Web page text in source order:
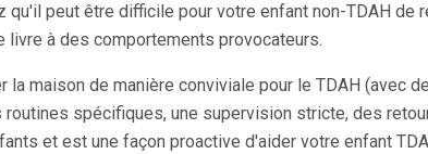
qu'il peut être difficile pour votre enfant non-TDAH de
livre à des comportements provocateurs.
la maison de manière conviviale pour le TDAH (avec
routines spécifiques, une supervision stricte, des
et est une façon proactive d'aider votre enfant